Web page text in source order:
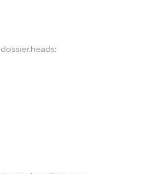
dossier.heads: